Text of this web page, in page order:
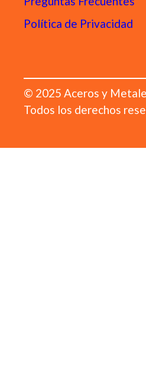
Política de Privacidad
© 2025 Aceros y
Todos los derechos